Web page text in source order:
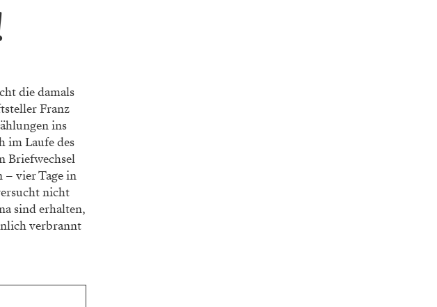
die damals
Franz
ins
im Laufe des
Briefwechsel
– vier Tage in
nicht
sind erhalten,
verbrannt